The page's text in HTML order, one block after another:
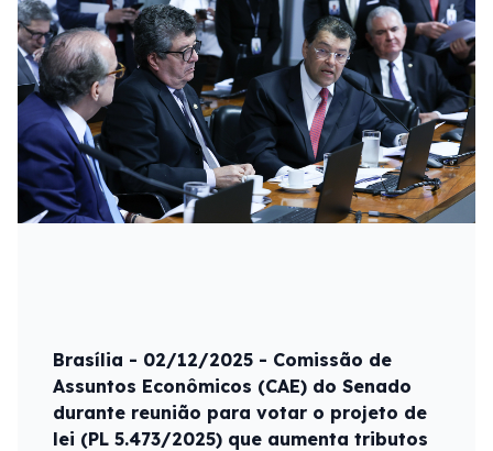
Brasília - 02/12/2025 - Comissão de
Assuntos Econômicos (CAE) do Senado
durante reunião para votar o projeto de
lei (PL 5.473/2025) que aumenta tributos